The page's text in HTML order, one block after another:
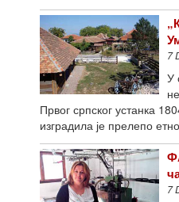
7
У
Првог српског устанка
изградила је прелепо етно
7